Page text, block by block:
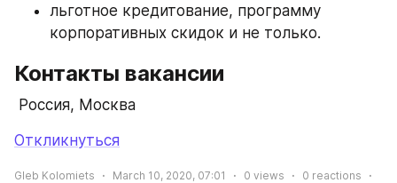
льготное кредитование, программу
корпоративных скидок и не только.
Контакты вакансии
Россия, Москва
Откликнуться
Gleb Kolomiets March 10, 2020, 07:01 0 views 0 reactions